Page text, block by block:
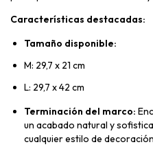
Características destacadas:
Tamaño disponible:
M: 29,7 x 21 cm
L: 29,7 x 42 cm
Terminación del marco:
un acabado natural y
cualquier estilo de